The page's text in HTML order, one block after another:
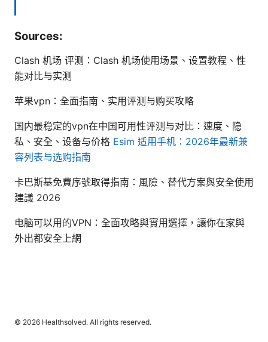
Sources:
Clash 机场 评测：Clash 机场使用场景、设置教程、性
能对比与实测
苹果vpn：全面指南、实用评测与购买攻略
国内最稳定的vpn在中国可用性评测与对比：速度、隐
私、安全、设备与价格 Esim 适用手机：2026年最新兼
容列表与选购指南
卡巴斯基免費序號取得指南：風險、替代方案與安全使用
建議 2026
电脑可以用的VPN：全面攻略與實用選擇，讓你在家與
外出都安全上網
© 2026 Healthsolved. All rights reserved.